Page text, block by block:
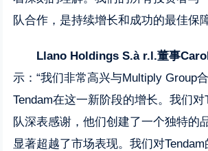
队合作，是持续增长和成功的最佳保
Llano Holdings S.à r.l.董事
示：“我们非常高兴与Multiply Group
Tendam在这一新阶段的增长。我们对
队深表感谢，他们创建了一个独特的
显著超越了市场表现。我们对